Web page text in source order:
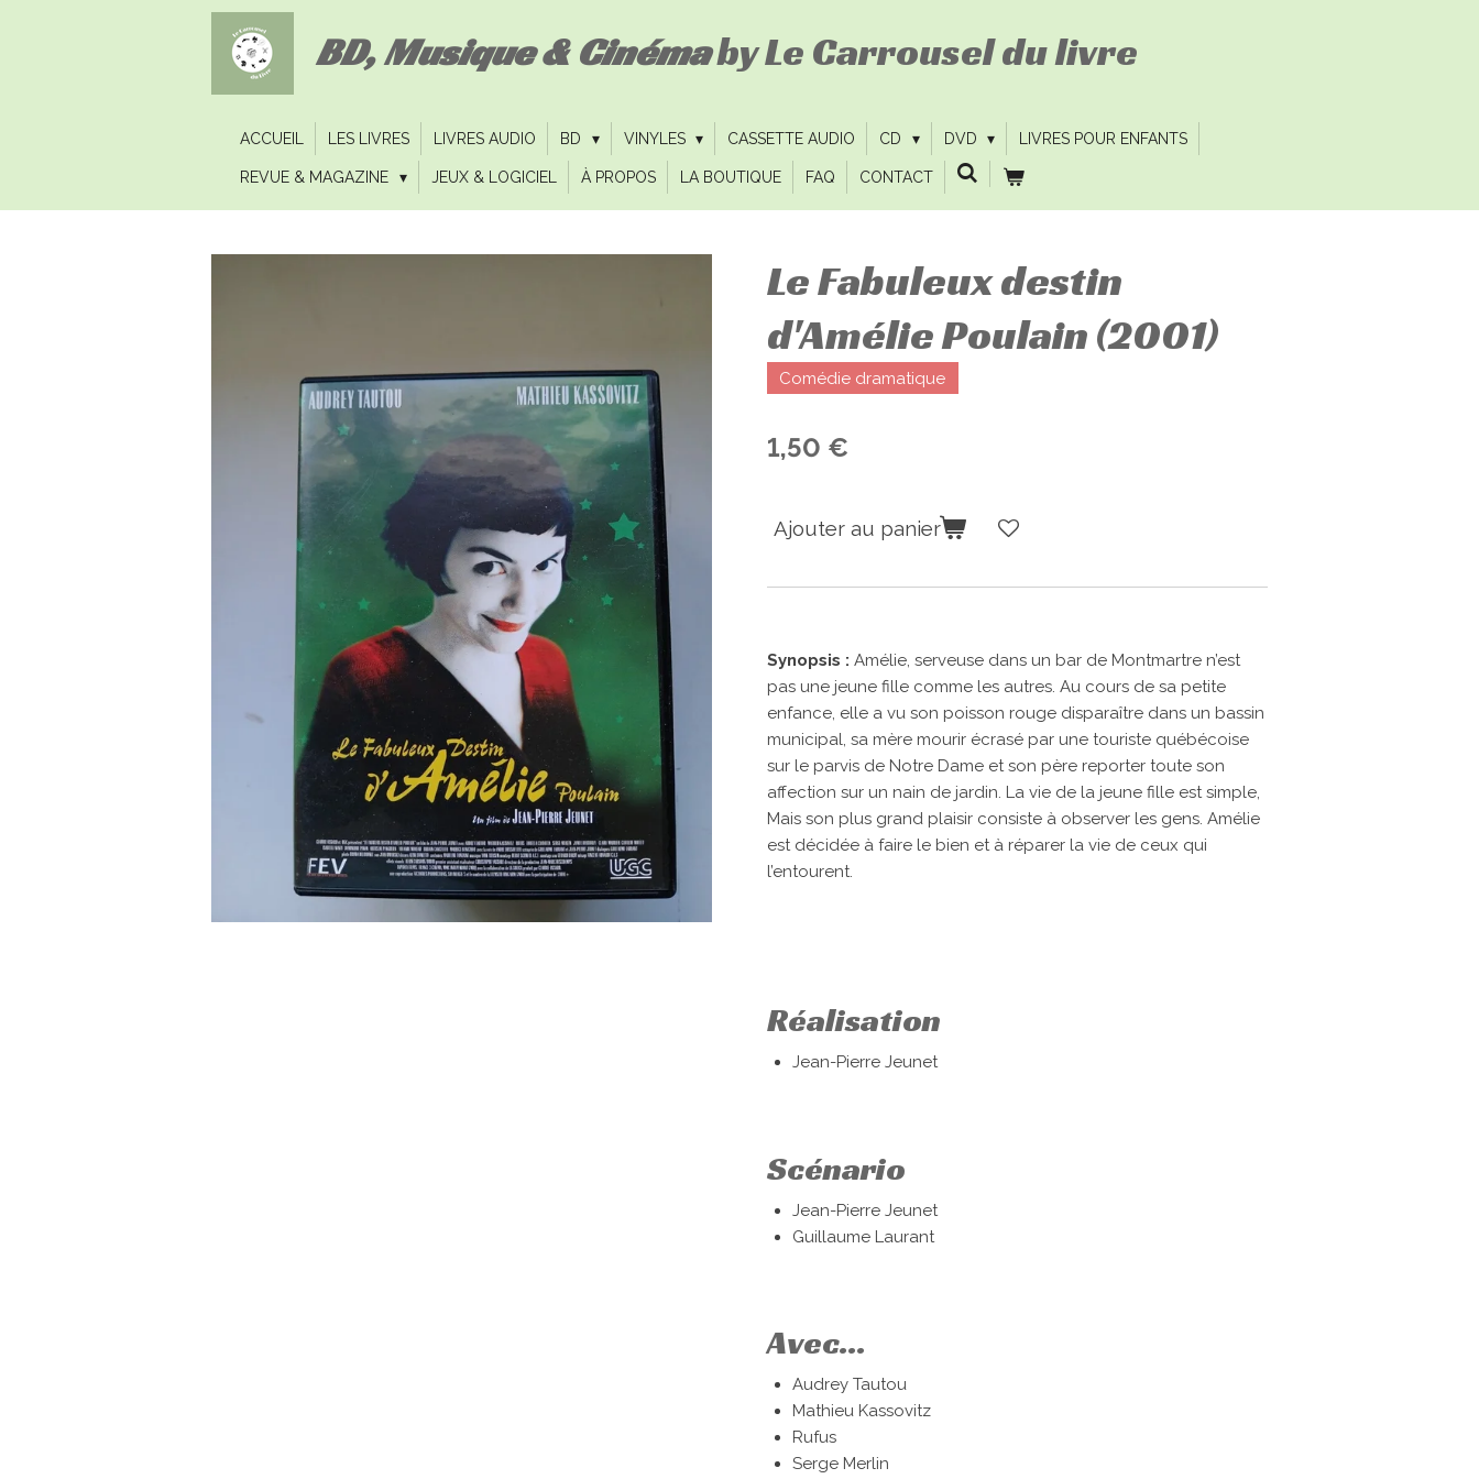
BD, Musique & Cinémaby Le Carrousel du livre
ACCUEIL LES LIVRES LIVRES AUDIO BD VINYLES CASSETTE AUDIO CD DVD LIVRES POUR ENFANTS
REVUE & MAGAZINE JEUX & LOGICIEL À PROPOS LA BOUTIQUE FAQ CONTACT
Le Fabuleux destin
d'Amélie Poulain (2001)
Comédie dramatique
1,50 €
Ajouter au panier
Synopsis : Amélie, serveuse dans un bar de Montmartre n’est
pas une jeune fille comme les autres. Au cours de sa petite
enfance, elle a vu son poisson rouge disparaître dans un bassin
municipal, sa mère mourir écrasé par une touriste québécoise
sur le parvis de Notre Dame et son père reporter toute son
affection sur un nain de jardin. La vie de la jeune fille est simple,
Mais son plus grand plaisir consiste à observer les gens. Amélie
est décidée à faire le bien et à réparer la vie de ceux qui
l’entourent.
Réalisation
Jean-Pierre Jeunet
Scénario
Jean-Pierre Jeunet
Guillaume Laurant
Avec...
Audrey Tautou
Mathieu Kassovitz
Rufus
Serge Merlin